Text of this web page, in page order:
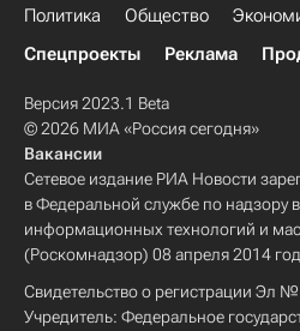
Политика Общество
Спецпроекты
Реклама
Версия 2023.1 Beta
© 2026 МИА «Россия сегодня»
Вакансии
Сетевое издание РИА Новости
в Федеральной службе по надзору
информационных технологий и
(Роскомнадзор) 08 апреля 2014
Свидетельство о регистрации Эл
Учредитель: Федеральное